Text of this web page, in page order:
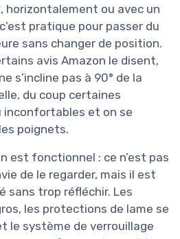
horizontalement ou avec un
pratique pour passer du
sans changer de position.
avis Amazon le disent,
s’incline pas à 90° de la
du coup certaines
inconfortables et on se
poignets.
est fonctionnel : ce n’est pas
de le regarder, mais il est
sans trop réfléchir. Les
les protections de lame se
le système de verrouillage